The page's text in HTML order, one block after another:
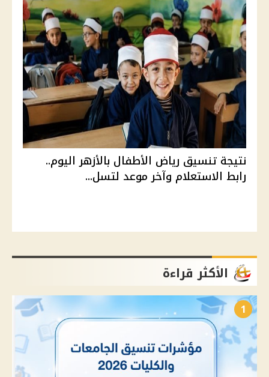
نتيجة تنسيق رياض الأطفال بالأزهر اليوم..
رابط الاستعلام وآخر موعد لتسل...
الأكثر قراءة
1